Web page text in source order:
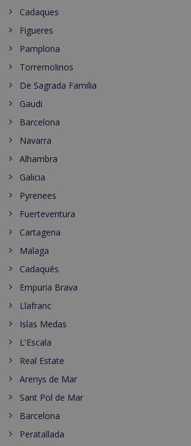
Cadaques
Figueres
Pamplona
Torremolinos
De Sagrada Familia
Gaudi
Barcelona
Navarra
Alhambra
Galicia
Pyrenees
Fuerteventura
Cartagena
Malaga
Cadaqués
Empuria Brava
Llafranc
Islas Medas
L'Escala
Real Estate
Arenys de Mar
Sant Pol de Mar
Barcelona
Peratallada